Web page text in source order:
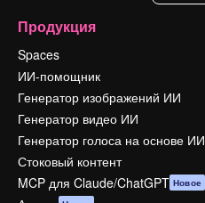
Продукция
Spaces
ИИ-помощник
Генератор изображений ИИ
Генератор видео ИИ
Генератор голоса на основе ИИ
Стоковый контент
MCP для Claude/ChatGPT Новое